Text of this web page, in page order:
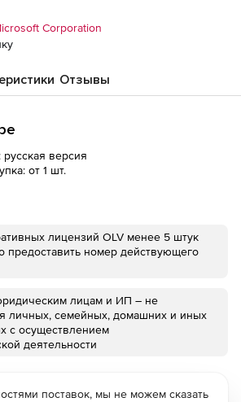
Corporation
Отзывы
версия
от 1 шт.
лицензий OLV менее 5 штук
предоставить номер действующего
лицам и ИП – не
личных, семейных, домашних и иных
с осуществлением
деятельности
поставок, мы не можем сказать